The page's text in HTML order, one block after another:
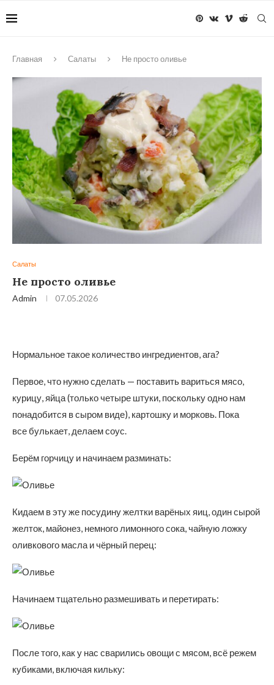
Главная Салаты Не просто оливье
Салаты
Не просто оливье
Admin 07.05.2026
Нормальное такое количество ингредиентов, ага?
Первое, что нужно сделать — поставить вариться мясо,
курицу, яйца (только четыре штуки, поскольку одно нам
понадобится в сыром виде), картошку и морковь. Пока
все булькает, делаем соус.
Берём горчицу и начинаем разминать:
Кидаем в эту же посудину желтки варёных яиц, один сырой
желток, майонез, немного лимонного сока, чайную ложку
оливкового масла и чёрный перец:
Начинаем тщательно размешивать и перетирать:
После того, как у нас сварились овощи с мясом, всё режем
кубиками, включая кильку: